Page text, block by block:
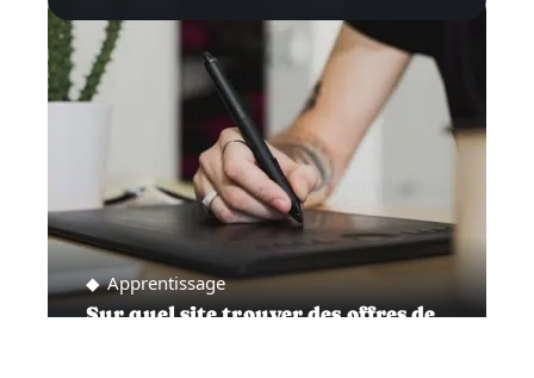
Apprentissage
Sur quel site trouver des offres de